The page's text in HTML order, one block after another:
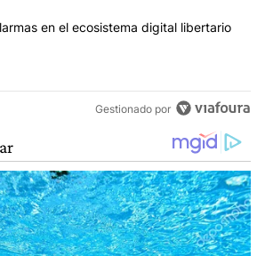
con el título "Luces y alarmas en el
en el ecosistema digital libertario
Gestionado por